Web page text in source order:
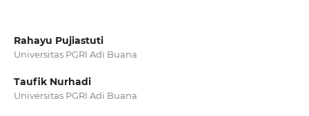
Rahayu Pujiastuti
Universitas PGRI Adi Buana
Taufik Nurhadi
Universitas PGRI Adi Buana